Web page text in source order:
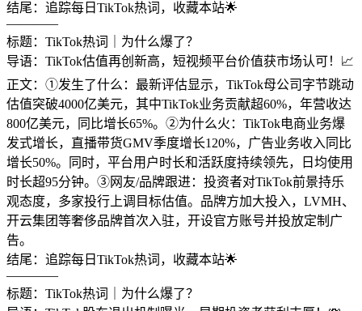
结尾：追踪每日TikTok热词，收藏本站🌟
————
标题：TikTok热词｜为什么爆了？
导语：TikTok估值再创新高，短视频平台价值获市场认可！📈
正文：①发生了什么：最新评估显示，TikTok母公司字节跳动
估值突破4000亿美元，其中TikTok业务贡献超60%，年营收达
800亿美元，同比增长65%。②为什么火：TikTok电商业务爆
发式增长，直播带货GMV季度增长120%，广告业务收入同比
增长50%。同时，平台用户时长和活跃度持续领先，日均使用
时长超95分钟。③网友/品牌跟进：投资者对TikTok前景持乐
观态度，多家投行上调目标估值。品牌方加大投入，LVMH、
开云集团等奢侈品牌首次入驻，开设官方账号并投放定制广
告。
结尾：追踪每日TikTok热词，收藏本站🌟
————
标题：TikTok热词｜为什么爆了？